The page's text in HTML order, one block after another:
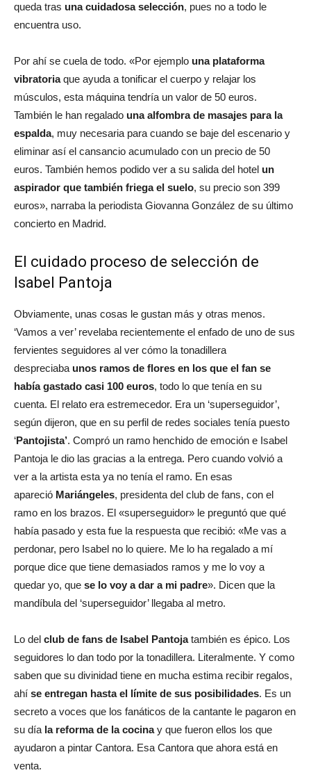
queda tras una cuidadosa selección, pues no a todo le
encuentra uso.
Por ahí se cuela de todo. «Por ejemplo una plataforma
vibratoriaque ayuda a tonificar el cuerpo y relajar los
músculos, esta máquina tendría un valor de 50 euros.
También le han regalado una alfombra de masajes para la
espalda, muy necesaria para cuando se baje del escenario y
eliminar así el cansancio acumulado con un precio de 50
euros. También hemos podido ver a su salida del hotel un
aspirador que también friega el suelo, su precio son 399
euros», narraba la periodista Giovanna González de su último
concierto en Madrid.
El cuidado proceso de selección de
Isabel Pantoja
Obviamente, unas cosas le gustan más y otras menos.
‘Vamos a ver’ revelaba recientemente el enfado de uno de sus
fervientes seguidores al ver cómo la tonadillera
despreciaba unos ramos de flores en los que el fan se
había gastado casi 100 euros, todo lo que tenía en su
cuenta. El relato era estremecedor. Era un ‘superseguidor’,
según dijeron, que en su perfil de redes sociales tenía puesto
‘Pantojista’. Compró un ramo henchido de emoción e Isabel
Pantoja le dio las gracias a la entrega. Pero cuando volvió a
ver a la artista esta ya no tenía el ramo. En esas
apareció Mariángeles, presidenta del club de fans, con el
ramo en los brazos. El «superseguidor» le preguntó que qué
había pasado y esta fue la respuesta que recibió: «Me vas a
perdonar, pero Isabel no lo quiere. Me lo ha regalado a mí
porque dice que tiene demasiados ramos y me lo voy a
quedar yo, que se lo voy a dar a mi padre». Dicen que la
mandíbula del ‘superseguidor’ llegaba al metro.
Lo del club de fans de Isabel Pantojatambién es épico. Los
seguidores lo dan todo por la tonadillera. Literalmente. Y como
saben que su divinidad tiene en mucha estima recibir regalos,
ahí se entregan hasta el límite de sus posibilidades. Es un
secreto a voces que los fanáticos de la cantante le pagaron en
su díala reforma de la cocinay que fueron ellos los que
ayudaron a pintar Cantora. Esa Cantora que ahora está en
venta.